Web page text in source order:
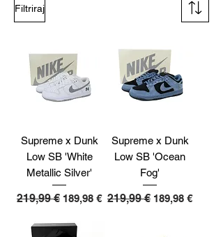
Filtriraj
Supreme x Dunk
Low SB 'White
Metallic Silver'
Redovna cijena
219,99 € Cijena s popustom
189,98 €
Supreme x Dunk
Low SB 'Ocean
Fog'
Redovna cijena
219,99 € Cijena s
189,98 €